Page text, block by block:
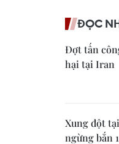
ĐỌC
Đợt tấn
hại tại Iran
Xung đột
ngừng bắn